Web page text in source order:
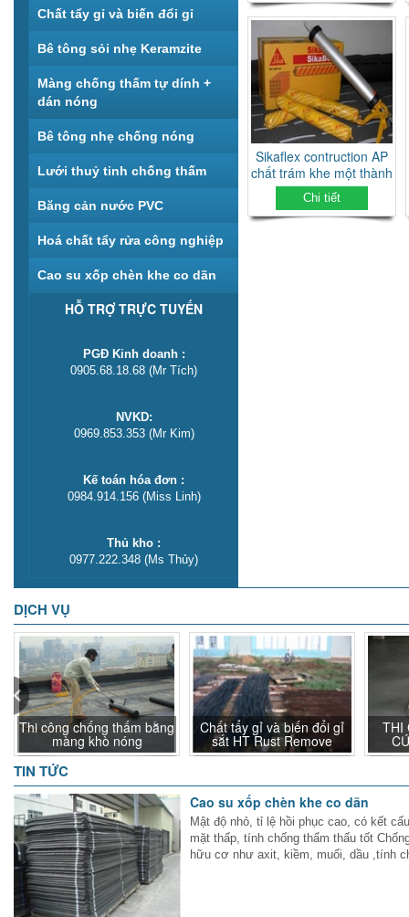
Chất tẩy gỉ và biến đổi gỉ
Bê tông sỏi nhẹ Keramzite
Màng chống thấm tự dính +
dán nóng
Bê tông nhẹ chống nóng
Lưới thuỷ tinh chống thấm
Băng cản nước PVC
Hoá chất tẩy rửa công nghiệp
Cao su xốp chèn khe co dãn
HỖ TRỢ TRỰC TUYẾN
PGĐ Kinh doanh :
0905.68.18.68 (Mr Tích)
NVKD:
0969.853.353 (Mr Kim)
Kế toán hóa đơn :
0984.914.156 (Miss Linh)
Thủ kho :
0977.222.348 (Ms Thủy)
Sikaflex contruction AP
chất trám khe một thành
phần, gốc polyurethane
Chi tiết
DỊCH VỤ
chống thấm bằng
màng khò nóng
Chất tẩy gỉ và biến đổi gỉ
sắt HT Rust Remove
THI
CỨNG
TIN TỨC
Cao su xốp chèn khe co dãn
Mật độ nhỏ, tỉ lệ hồi phục cao, có kết
mặt thấp, tính chống thẩm thấu tốt
hữu cơ như axit, kiềm, muối, dầu ,tính